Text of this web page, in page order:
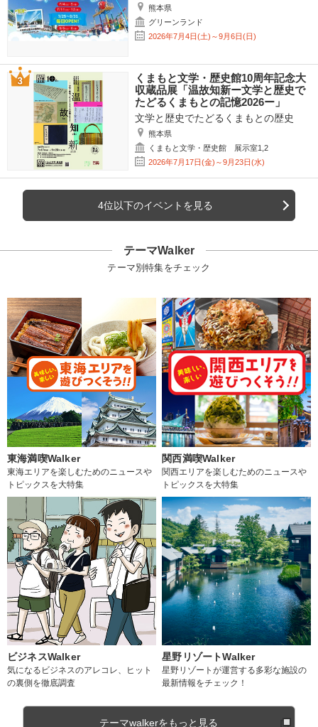
熊本県
グリーンランド
2026年7月4日(土)～9月6日(日)
くまもと文学・歴史館10周年記念大
収蔵品展「温故知新ー文学と歴史で
たどるくまもとの記憶2026ー」
文学と歴史でたどるくまもとの歴史
熊本県
くまもと文学・歴史館 展示室1,2
2026年7月17日(金)～9月23日(水)
4位以下のイベントを見る
テーマWalker
テーマ別特集をチェック
東海満喫Walker
東海エリアを楽しむためのニュースや
トピックスを大特集
関西満喫Walker
関西エリアを楽しむためのニュースや
トピックスを大特集
ビジネスWalker
気になるビジネスのアレコレ、ヒット
の裏側を徹底調査
星野リゾートWalker
星野リゾートが運営する多彩な施設の
最新情報をチェック！
テーマwalkerをもっと見る